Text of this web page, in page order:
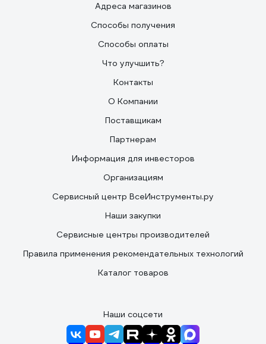
Адреса магазинов
Способы получения
Способы оплаты
Что улучшить?
Контакты
О Компании
Поставщикам
Партнерам
Информация для инвесторов
Организациям
Сервисный центр ВсеИнструменты.ру
Наши закупки
Сервисные центры производителей
Правила применения рекомендательных технологий
Каталог товаров
Наши соцсети